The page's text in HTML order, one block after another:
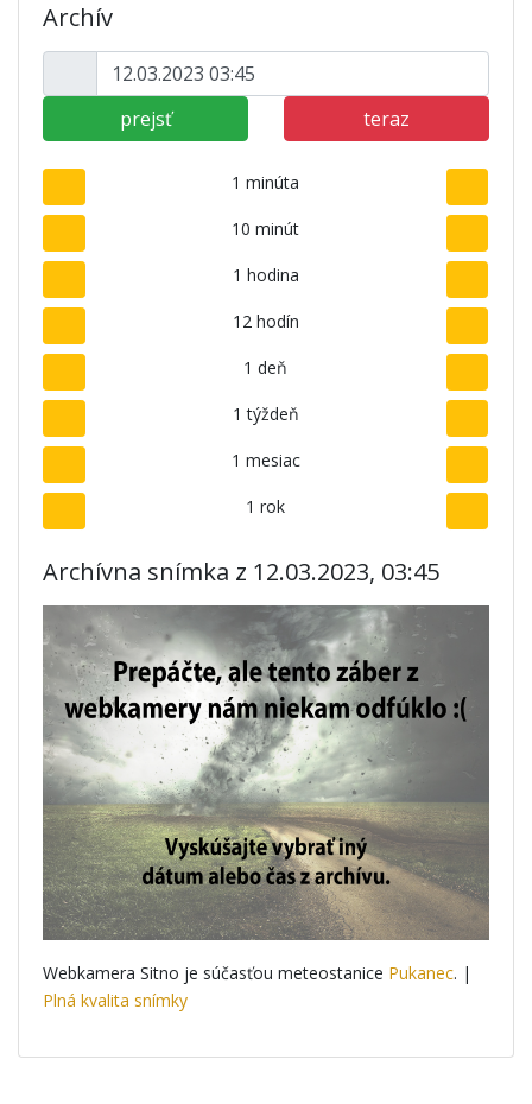
Archív
prejsť teraz
1 minúta
10 minút
1 hodina
12 hodín
1 deň
1 týždeň
1 mesiac
1 rok
Archívna snímka z 12.03.2023, 03:45
Webkamera Sitno je súčasťou meteostanice Pukanec. |
Plná kvalita snímky